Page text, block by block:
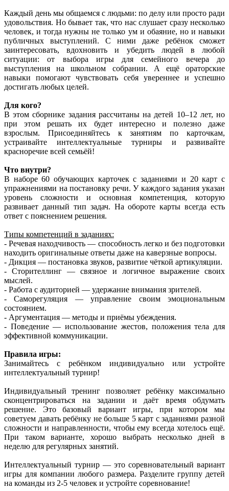
Каждый день мы общаемся с людьми: по делу или просто ради
удовольствия. Но бывает так, что нас слушает сразу несколько
человек, и тогда нужны не только ум и обаяние, но и навыки
публичных выступлений. С ними даже ребёнок сможет
заинтересовать, вдохновить и убедить людей в любой
ситуации: от выбора игры для семейного вечера до
выступления на школьном собрании. А ещё ораторские
навыки помогают чувствовать себя увереннее и успешно
достигать любых целей.
Для кого?
В этом сборнике задания рассчитаны на детей 10–12 лет, но
при этом решать их будет интересно и полезно даже
взрослым. Присоединяйтесь к занятиям по карточкам,
устраивайте интеллектуальные турниры и развивайте
красноречие всей семьёй!
Что внутри?
В наборе 60 обучающих карточек с заданиями и 20 карт с
упражнениями на постановку речи. У каждого задания указан
уровень сложности и основная компетенция, которую
развивает данный тип задач. На обороте карты всегда есть
ответ с пояснением решения.
Типы компетенций в заданиях:
- Речевая находчивость — способность легко и без подготовки
находить оригинальные ответы даже на каверзные вопросы.
- Дикция — постановка звуков, развитие чёткой артикуляции.
- Сторителлинг — связное и логичное выражение своих
мыслей.
- Работа с аудиторией — удержание внимания зрителей.
- Саморегуляция — управление своим эмоциональным
состоянием.
- Аргументация — методы и приёмы убеждения.
- Поведение — использование жестов, положения тела для
эффективной коммуникации.
Правила игры:
Занимайтесь с ребёнком индивидуально или устройте
интеллектуальный турнир!
Индивидуальный тренинг позволяет ребёнку максимально
сконцентрироваться на задании и даёт время обдумать
решение. Это базовый вариант игры, при котором мы
советуем давать ребёнку не больше 5 карт с заданиями разной
сложности и направленности, чтобы ему всегда хотелось ещё.
При таком варианте, хорошо выбрать несколько дней в
неделю для регулярных занятий.
Интеллектуальный турнир — это соревновательный вариант
игры для компании любого размера. Разделите группу детей
на команды из 2-5 человек и устройте соревнование!